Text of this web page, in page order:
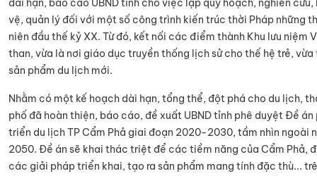
dài hạn, báo cáo UBND tỉnh cho việc lập quy hoạch, nghiên cứu,
vệ, quản lý đối với một số công trình kiến trúc thời Pháp những
niên đầu thế kỷ XX. Từ đó, kết nối các điểm thành Khu lưu niệm
than, vừa là nơi giáo dục truyền thống lịch sử cho thế hệ trẻ, vừa
sản phẩm du lịch mới.
Nhằm có một kế hoạch dài hạn, tổng thể, đột phá cho du lịch,
phố đã hoàn thiện, báo cáo, đề xuất UBND tỉnh phê duyệt Đề án
triển du lịch TP Cẩm Phả giai đoạn 2020-2030, tầm nhìn ngoài
2050. Đề án sẽ khai thác triệt để các tiềm năng của Cẩm Phả,
các giải pháp triển khai, tạo ra sản phẩm mang tính đặc thù...